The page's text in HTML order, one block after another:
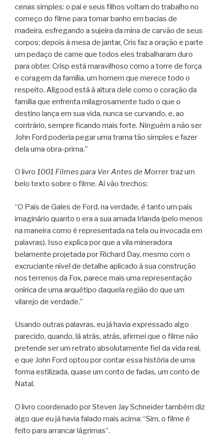
cenas simples: o pai e seus filhos voltam do trabalho no
começo do filme para tomar banho em bacias de
madeira, esfregando a sujeira da mina de carvão de seus
corpos; depois à mesa de jantar, Cris faz a oração e parte
um pedaço de carne que todos eles trabalharam duro
para obter. Crisp está maravilhoso como a torre de força
e coragem da família, um homem que merece todo o
respeito. Allgood está à altura dele como o coração da
família que enfrenta milagrosamente tudo o que o
destino lança em sua vida, nunca se curvando, e, ao
contrário, sempre ficando mais forte. Ninguém a não ser
John Ford poderia pegar uma trama tão simples e fazer
dela uma obra-prima.”
O livro 1001 Filmes para Ver Antes de Morrertraz um
belo texto sobre o filme. Aí vão trechos:
“O País de Gales de Ford, na verdade, é tanto um país
imaginário quanto o era a sua amada Irlanda (pelo menos
na maneira como é representada na tela ou invocada em
palavras). Isso explica por que a vila mineradora
belamente projetada por Richard Day, mesmo com o
excruciante nível de detalhe aplicado à sua construção
nos terrenos da Fox, parece mais uma representação
onírica de uma arquétipo daquela região do que um
vilarejo de verdade.”
Usando outras palavras, eu já havia expressado algo
parecido, quando, lá atrás, atrás, afirmei que o filme não
pretende ser um retrato absolutamente fiel da vida real,
e que John Ford optou por contar essa história de uma
forma estilizada, quase um conto de fadas, um conto de
Natal.
O livro coordenado por Steven Jay Schneider também diz
algo que eu já havia falado mais acima: “Sim, o filme é
feito para arrancar lágrimas”.